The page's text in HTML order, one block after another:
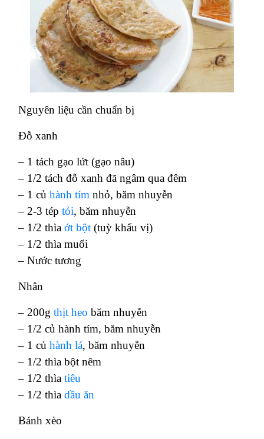
Nguyên liệu cần chuẩn bị
Đỗ xanh
– 1 tách gạo lứt (gạo nâu)
– 1/2 tách đỗ xanh đã ngâm qua đêm
– 1 củ hành tím nhỏ, băm nhuyễn
– 2-3 tép tỏi, băm nhuyễn
– 1/2 thìa ớt bột (tuỳ khẩu vị)
– 1/2 thìa muối
– Nước tương
Nhân
– 200g thịt heo băm nhuyễn
– 1/2 củ hành tím, băm nhuyễn
– 1 củ hành lá, băm nhuyễn
– 1/2 thìa bột nêm
– 1/2 thìa tiêu
– 1/2 thìa dầu ăn
Bánh xèo